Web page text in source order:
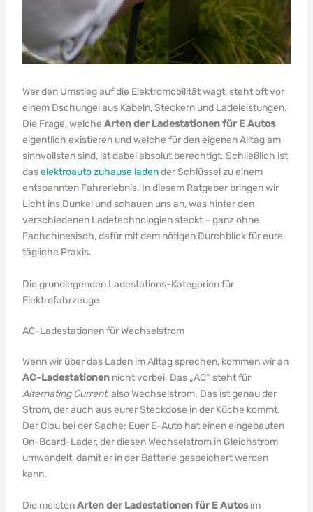
Wer den Umstieg auf die Elektromobilität wagt, steht oft vor
einem Dschungel aus Kabeln, Steckern und Ladeleistungen.
Die Frage, welche Arten der Ladestationen für E Autos
eigentlich existieren und welche für den eigenen Alltag am
sinnvollsten sind, ist dabei absolut berechtigt. Schließlich ist
daselektroauto zuhause ladender Schlüssel zu einem
entspannten Fahrerlebnis. In diesem Ratgeber bringen wir
Licht ins Dunkel und schauen uns an, was hinter den
verschiedenen Ladetechnologien steckt – ganz ohne
Fachchinesisch, dafür mit dem nötigen Durchblick für eure
tägliche Praxis.
Die grundlegenden Ladestations-Kategorien für
Elektrofahrzeuge
AC-Ladestationen für Wechselstrom
Wenn wir über das Laden im Alltag sprechen, kommen wir an
AC-Ladestationennicht vorbei. Das „AC“ steht für
Alternating Current, also Wechselstrom. Das ist genau der
Strom, der auch aus eurer Steckdose in der Küche kommt.
Der Clou bei der Sache: Euer E-Auto hat einen eingebauten
On-Board-Lader, der diesen Wechselstrom in Gleichstrom
umwandelt, damit er in der Batterie gespeichert werden
kann.
Die meistenArten der Ladestationen für E Autosim